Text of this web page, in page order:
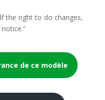
the right to do changes,
de ce modèle